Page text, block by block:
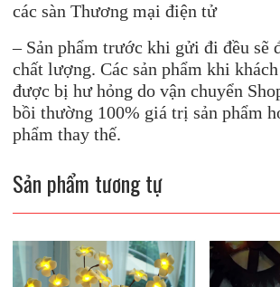
các sàn Thương mại điện tử
– Sản phẩm trước khi gửi đi đều sẽ
chất lượng. Các sản phẩm khi
được bị hư hỏng do vận chuyển
bồi thường 100% giá trị sản phẩm
phẩm thay thế.
Sản phẩm tương tự